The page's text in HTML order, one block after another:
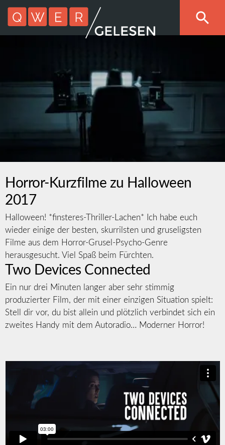
Horror-Kurzfilme zu Halloween
2017
Halloween! *finsteres-Thriller-Lachen* Ich habe euch
wieder einige der besten, skurrilsten und gruseligsten
Filme aus dem Horror-Grusel-Psycho-Genre
herausgesucht. Viel Spaß beim Fürchten.
Two Devices Connected
Ein nur drei Minuten langer aber sehr stimmig
produzierter Film, der mit einer einzigen Situation spielt:
Stell dir vor, du bist allein und plötzlich verbindet sich ein
zweites Handy mit dem Autoradio… Moderner Horror!